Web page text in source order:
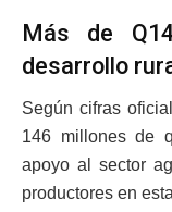
Más de
desarrollo
Según cifras
146 millones de
apoyo al sector
productores en